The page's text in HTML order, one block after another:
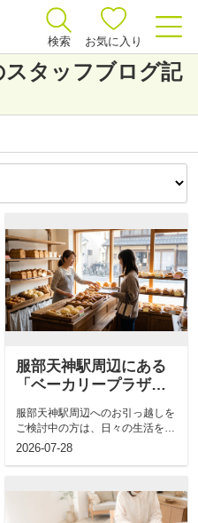
検索 お気に入り
タッフブログ記
服部天神駅周辺にある
「ベーカリープラザ・
紹介
服部天神駅周辺へのお引っ越しを
ご検討中の方は、日々の生活を支
える周辺の住環境や、便利な商業
2026-07-28